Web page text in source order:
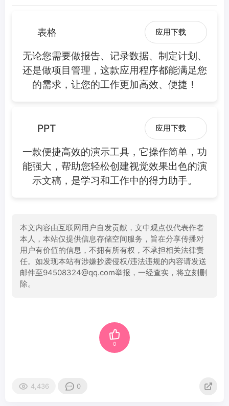
表格 应用下载
无论您需要做报告、记录数据、制定计划、
还是做项目管理，这款应用程序都能满足您
的需求，让您的工作更加高效、便捷！
PPT 应用下载
一款便捷高效的演示工具，它操作简单，功
能强大，帮助您轻松创建视觉效果出色的演
示文稿，是学习和工作中的得力助手。
本文内容由互联网用户自发贡献，文中观点仅代表作者
本人，本站仅提供信息存储空间服务，旨在分享传播对
用户有价值的信息，不拥有所有权，不承担相关法律责
任。如发现本站有涉嫌抄袭侵权/违法违规的内容请发送
邮件至94508324@qq.com举报，一经查实，将立刻删
除。
0
4,436 0